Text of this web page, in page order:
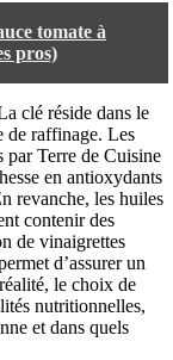
tomate à
pros)
clé réside dans le
de raffinage. Les
par Terre de Cuisine
en antioxydants
revanche, les huiles
contenir des
de vinaigrettes
d’assurer un
le choix de
nutritionnelles,
et dans quels